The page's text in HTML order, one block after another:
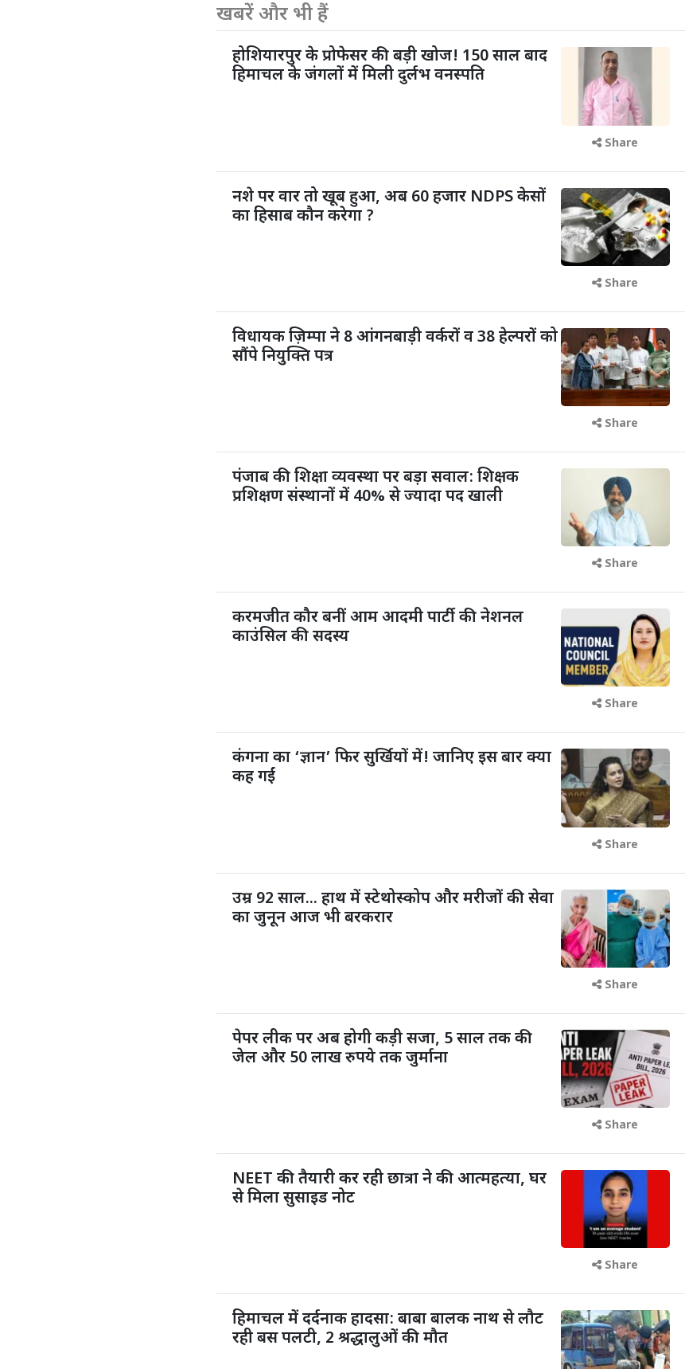
खबरें और भी हैं
होशियारपुर के प्रोफेसर की बड़ी खोज! 150 साल बाद
हिमाचल के जंगलों में मिली दुर्लभ वनस्पति
Share
नशे पर वार तो खूब हुआ, अब 60 हजार NDPS केसों
का हिसाब कौन करेगा ?
Share
विधायक ज़िम्पा ने 8 आंगनबाड़ी वर्करों व 38 हेल्परों को
सौंपे नियुक्ति पत्र
Share
पंजाब की शिक्षा व्यवस्था पर बड़ा सवाल: शिक्षक
प्रशिक्षण संस्थानों में 40% से ज्यादा पद खाली
Share
करमजीत कौर बनीं आम आदमी पार्टी की नेशनल
काउंसिल की सदस्य
Share
कंगना का ‘ज्ञान’ फिर सुर्खियों में! जानिए इस बार क्या
कह गईं
Share
उम्र 92 साल... हाथ में स्टेथोस्कोप और मरीजों की सेवा
का जुनून आज भी बरकरार
Share
पेपर लीक पर अब होगी कड़ी सजा, 5 साल तक की
जेल और 50 लाख रुपये तक जुर्माना
Share
NEET की तैयारी कर रही छात्रा ने की आत्महत्या, घर
से मिला सुसाइड नोट
Share
हिमाचल में दर्दनाक हादसा: बाबा बालक नाथ से लौट
रही बस पलटी, 2 श्रद्धालुओं की मौत